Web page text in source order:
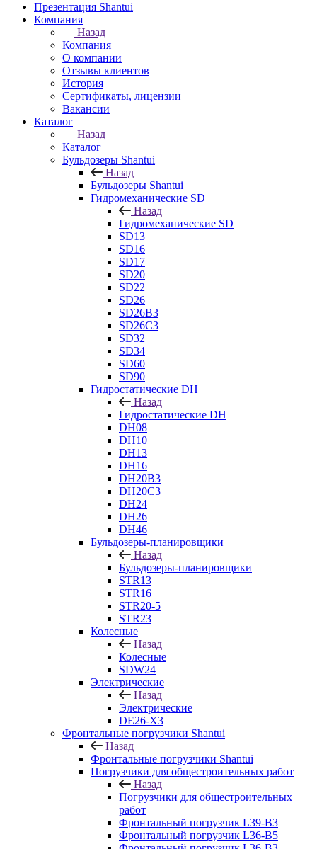
Презентация Shantui
Компания
Назад
Компания
О компании
Отзывы клиентов
История
Сертификаты, лицензии
Вакансии
Каталог
Назад
Каталог
Бульдозеры Shantui
Назад
Бульдозеры Shantui
Гидромеханические SD
Назад
Гидромеханические SD
SD13
SD16
SD17
SD20
SD22
SD26
SD26B3
SD26C3
SD32
SD34
SD60
SD90
Гидростатические DH
Назад
Гидростатические DH
DH08
DH10
DH13
DH16
DH20B3
DH20C3
DH24
DH26
DH46
Бульдозеры-планировщики
Назад
Бульдозеры-планировщики
STR13
STR16
STR20-5
STR23
Колесные
Назад
Колесные
SDW24
Электрические
Назад
Электрические
DE26-X3
Фронтальные погрузчики Shantui
Назад
Фронтальные погрузчики Shantui
Погрузчики для общестроительных работ
Назад
Погрузчики для общестроительных
работ
Фронтальный погрузчик L39-B3
Фронтальный погрузчик L36-B5